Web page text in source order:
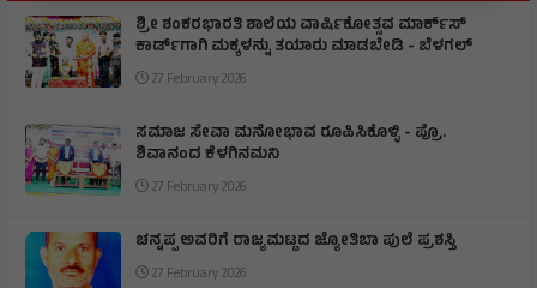
ಶ್ರೀ ಶಂಕರಭಾರತಿ ಶಾಲೆಯ ವಾರ್ಷಿಕೋತ್ಸವ ಮಾರ್ಕ್‌ಸ್‌
ಕಾರ್ಡ್‌ಗಾಗಿ ಮಕ್ಕಳನ್ನು ತಯಾರು ಮಾಡಬೇಡಿ - ಬೆಳಗಲ್
27 February 2026
ಸಮಾಜ ಸೇವಾ ಮನೋಭಾವ ರೂಪಿಸಿಕೊಳ್ಳಿ - ಪ್ರೊ.
ಶಿವಾನಂದ ಕೆಳಗಿನಮನಿ
27 February 2026
ಚನ್ನಪ್ಪ ಅವರಿಗೆ ರಾಜ್ಯಮಟ್ಟದ ಜ್ಯೋತಿಬಾ ಪುಲೆ ಪ್ರಶಸ್ತಿ
27 February 2026